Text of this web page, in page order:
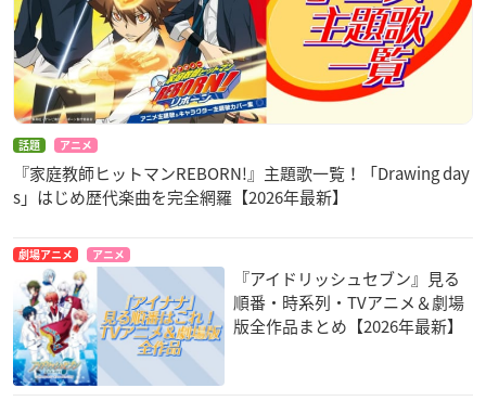
話題 アニメ
『家庭教師ヒットマンREBORN!』主題歌一覧！「Drawing day
s」はじめ歴代楽曲を完全網羅【2026年最新】
劇場アニメ アニメ
『アイドリッシュセブン』見る
順番・時系列・TVアニメ＆劇場
版全作品まとめ【2026年最新】